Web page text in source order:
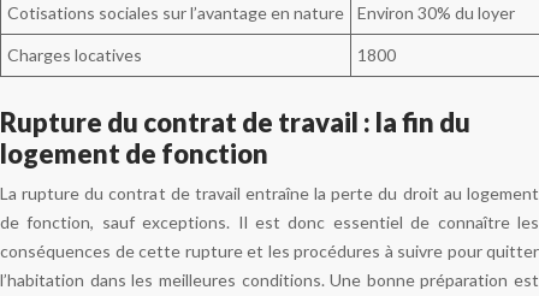
Cotisations sociales sur l’avantage en nature Environ 30% du loyer
Charges locatives 1800
Rupture du contrat de travail : la fin du
logement de fonction
La rupture du contrat de travail entraîne la perte du droit au logement
de fonction, sauf exceptions. Il est donc essentiel de connaître les
conséquences de cette rupture et les procédures à suivre pour quitter
l’habitation dans les meilleures conditions. Une bonne préparation est